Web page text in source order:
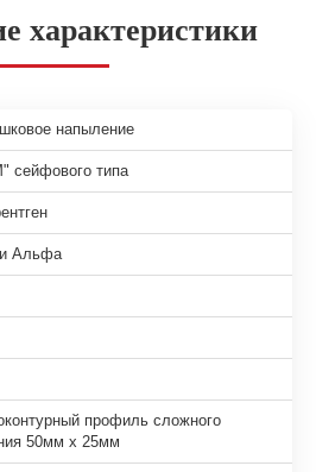
характеристики
напыление
сейфового типа
Альфа
профиль сложного
50мм х 25мм